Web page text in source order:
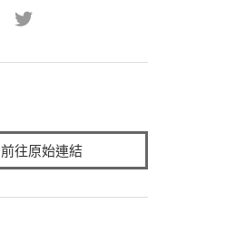
前往原始連結